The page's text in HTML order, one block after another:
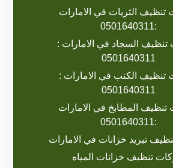
الثريات في الامارات
:0501640311
السجاد في الامارات :
0501640311
تنظيف الكنب في الامارات :
0501640311
المطابخ في الامارات
:0501640311
تبريد خزانات في الامارات
تنظيف خزانات المياه